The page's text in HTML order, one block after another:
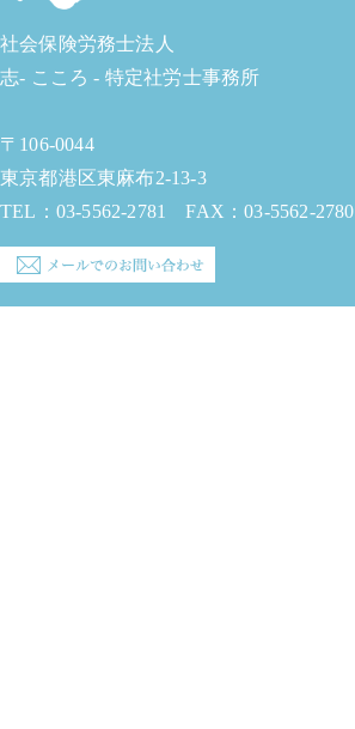
社会保険労務士法人
志- こころ - 特定社労士事務所
〒106-0044
東京都港区東麻布2-13-3
TEL： 03-5562-2781 FAX：03-5562-2780